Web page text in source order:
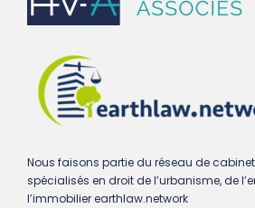
Nous faisons partie du réseau de
spécialisés en droit de l’urbanisme, de
l’immobilier earthlaw.network